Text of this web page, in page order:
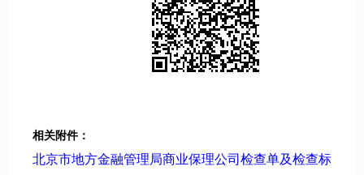
相关附件：
北京市地方金融管理局商业保理公司检查单及检查标